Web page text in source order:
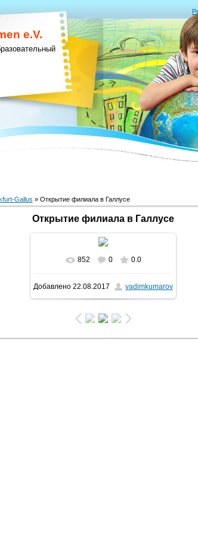
e.V.
Gallus » Открытие филиала в Галлусе
Открытие филиала в Галлусе
В реальном размере 1165x874
191.6Kb
852 0 0.0
Добавлено 22.08.2017 vadimkumarov